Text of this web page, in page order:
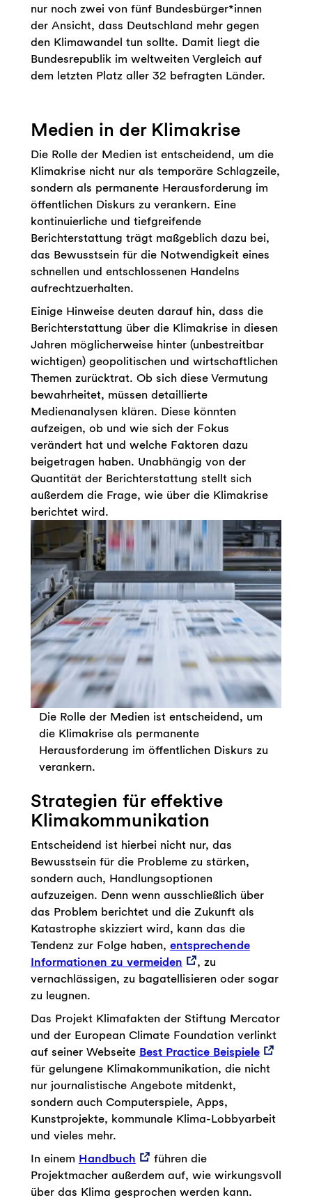
nur noch zwei von fünf Bundesbürger*innen
der Ansicht, dass Deutschland mehr gegen
den Klimawandel tun sollte. Damit liegt die
Bundesrepublik im weltweiten Vergleich auf
dem letzten Platz aller 32 befragten Länder.
Medien in der Klimakrise
Die Rolle der Medien ist entscheidend, um die
Klimakrise nicht nur als temporäre Schlagzeile,
sondern als permanente Herausforderung im
öffentlichen Diskurs zu verankern. Eine
kontinuierliche und tiefgreifende
Berichterstattung trägt maßgeblich dazu bei,
das Bewusstsein für die Notwendigkeit eines
schnellen und entschlossenen Handelns
aufrechtzuerhalten.
Einige Hinweise deuten darauf hin, dass die
Berichterstattung über die Klimakrise in diesen
Jahren möglicherweise hinter (unbestreitbar
wichtigen) geopolitischen und wirtschaftlichen
Themen zurücktrat. Ob sich diese Vermutung
bewahrheitet, müssen detaillierte
Medienanalysen klären. Diese könnten
aufzeigen, ob und wie sich der Fokus
verändert hat und welche Faktoren dazu
beigetragen haben. Unabhängig von der
Quantität der Berichterstattung stellt sich
außerdem die Frage, wie über die Klimakrise
berichtet wird.
Die Rolle der Medien ist entscheidend, um
die Klimakrise als permanente
Herausforderung im öffentlichen Diskurs zu
verankern.
Strategien für effektive
Klimakommunikation
Entscheidend ist hierbei nicht nur, das
Bewusstsein für die Probleme zu stärken,
sondern auch, Handlungsoptionen
aufzuzeigen. Denn wenn ausschließlich über
das Problem berichtet und die Zukunft als
Katastrophe skizziert wird, kann das die
Tendenz zur Folge haben, entsprechende
Informationen zu vermeiden
, zu
vernachlässigen, zu bagatellisieren oder sogar
zu leugnen.
Das Projekt Klimafakten der Stiftung Mercator
und der European Climate Foundation verlinkt
auf seiner Webseite Best Practice Beispiele
für gelungene Klimakommunikation, die nicht
nur journalistische Angebote mitdenkt,
sondern auch Computerspiele, Apps,
Kunstprojekte, kommunale Klima-Lobbyarbeit
und vieles mehr.
In einem Handbuch
führen die
Projektmacher außerdem auf, wie wirkungsvoll
über das Klima gesprochen werden kann.